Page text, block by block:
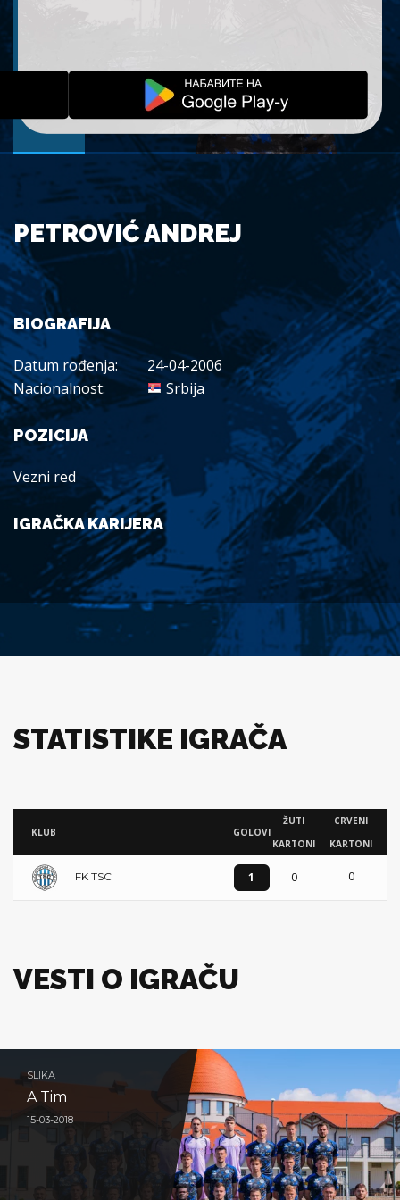
PETROVIĆ ANDREJ
BIOGRAFIJA
Datum rođenja:
24-04-2006
Nacionalnost:
Srbija
POZICIJA
Vezni red
IGRAČKA KARIJERA
STATISTIKE IGRAČA
KLUB GOLOVI
ŽUTI
KARTONI
CRVENI
KARTONI
FK TSC 1 0 0
VESTI O IGRAČU
SLIKA
A Tim
15-03-2018